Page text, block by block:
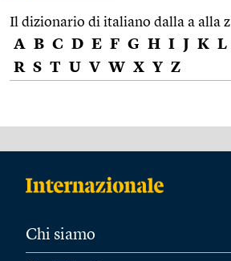
Il dizionario di italiano dalla a alla z
A B C D E F G H I J K L
R S T U V W X Y Z
Chi siamo